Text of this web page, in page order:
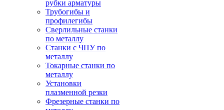
рубки арматуры
Трубогибы и
профилегибы
Сверлильные станки
по металлу
Станки с ЧПУ по
металлу
Токарные станки по
металлу
Установки
плазменной резки
Фрезерные станки по